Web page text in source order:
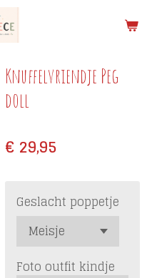
Knuffelvriendje Peg
doll
€ 29,95
Geslacht poppetje
Foto outfit kindje